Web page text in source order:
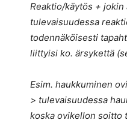
Reaktio/käytös + jokin
tulevaisuudessa
todennäköisesti
liittyisi ko. ärsykettä
Esim. haukkuminen
> tulevaisuudessa
koska ovikellon soitto